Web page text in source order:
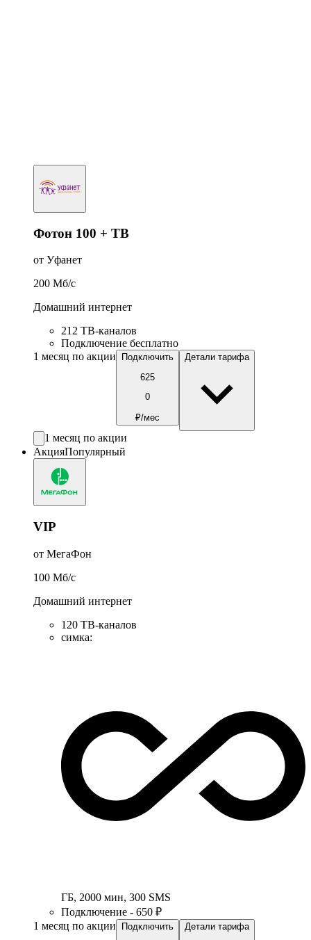
Фотон 100 + ТВ
от Уфанет
200 Мб/c
Домашний интернет
212 ТВ-каналов
Подключение бесплатно
1 месяц по акции
Подключить
625
0
₽/мес
Детали тарифа
1 месяц по акции
АкцияПопулярный
VIP
от МегаФон
100 Мб/c
Домашний интернет
120 ТВ-каналов
симка:
ГБ, 2000 мин, 300 SMS
Подключение - 650 ₽
1 месяц по акции
Подключить
Детали тарифа